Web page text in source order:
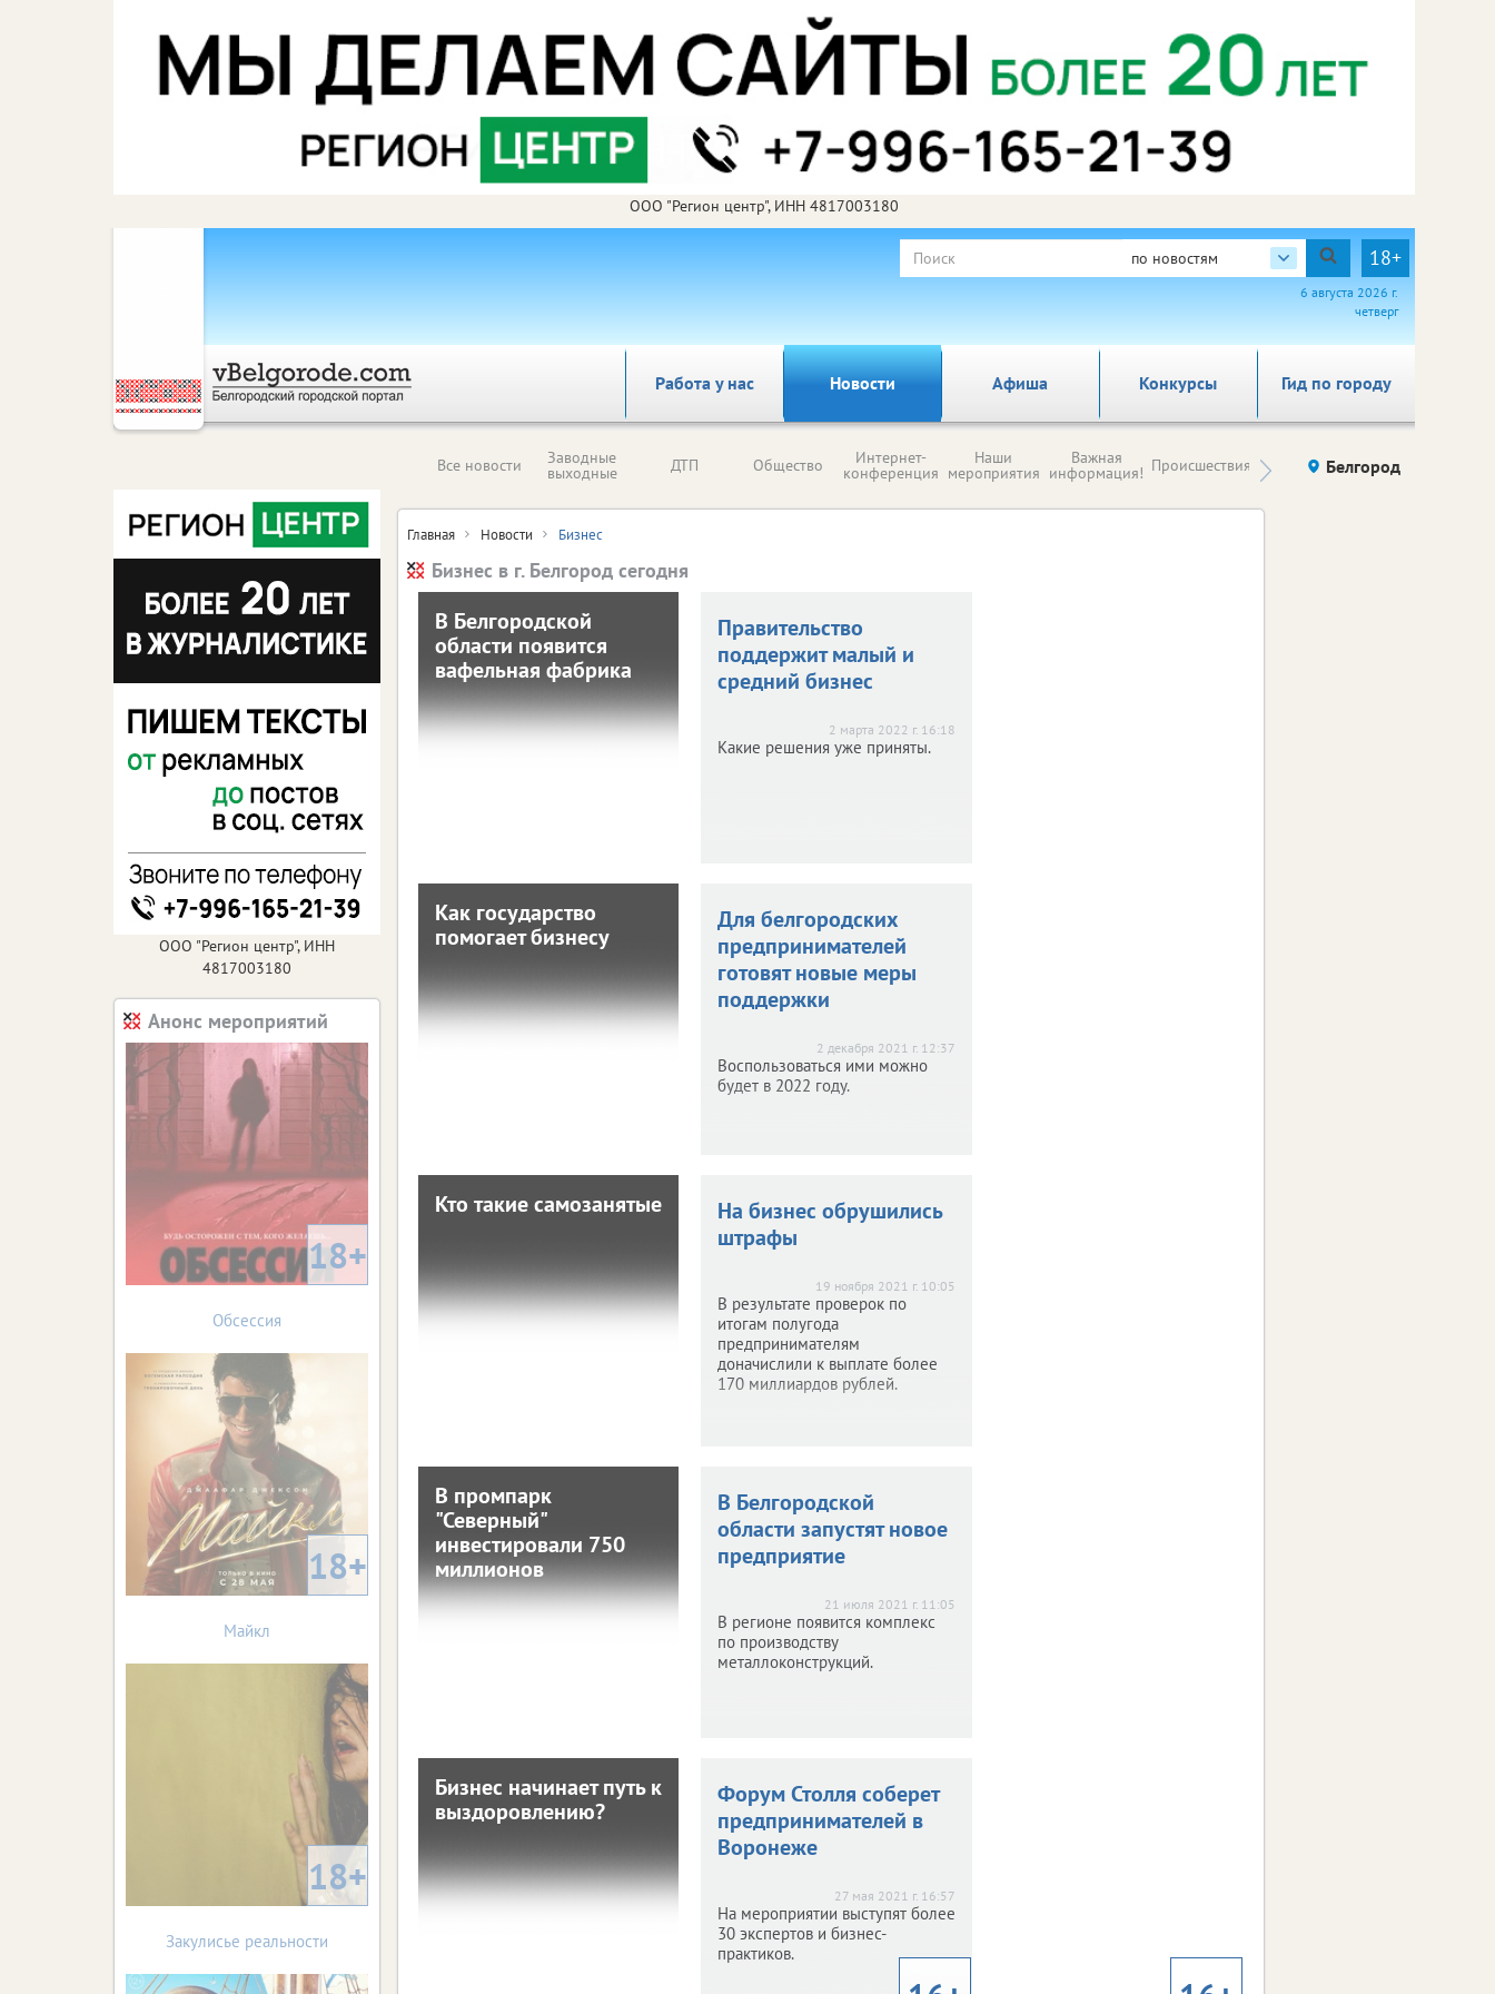
ООО "Регион центр", ИНН 4817003180
по новостям 18+
6 августа 2026 г.
четверг
Работа у нас Новости Афиша Гид по городу
Конкурсы
Все новости Заводные
выходные ДТП Общество Интернет-
конференция
Наши
мероприятия
Важная
информация! Происшествия Здоровье компаний (на
правах
Белгород
Главная Новости Бизнес
Бизнес в г. Белгород сегодня
В Белгородской
области появится
вафельная фабрика
В Белгородской
области появится
вафельная фабрика
11 апреля 2022 г. 9:05
Правительство
поддержит малый и
средний бизнес
2 марта 2022 г. 16:18
Какие решения уже приняты.
Как государство
помогает бизнесу
Как государство
помогает бизнесу
10 декабря 2021 г. 9:51
Помощь предпринимателям
Для белгородских
предпринимателей
готовят новые меры
поддержки
2 декабря 2021 г. 12:37
Воспользоваться ими можно
будет в 2022 году.
Кто такие самозанятые
Кто такие самозанятые
Выгодно ли быть самозанятым,
и какие у них бонусы?
На бизнес обрушились
штрафы
19 ноября 2021 г. 10:05
В результате проверок по
итогам полугода
предпринимателям
доначислили к выплате более
170 миллиардов рублей.
В промпарк
"Северный"
инвестировали 750
миллионов
В промпарк
инвестировали 750
миллионов
В Белгородской
области запустят новое
предприятие
21 июля 2021 г. 11:05
В регионе появится комплекс
по производству
металлоконструкций.
Бизнес начинает путь к
выздоровлению?
Бизнес начинает путь к
выздоровлению?
22 июня 2021 г. 14:21
Впервые с 2017 года в России
Форум Столля соберет
предпринимателей в
Воронеже
27 мая 2021 г. 16:57
На мероприятии выступят более
30 экспертов и бизнес-
практиков.
ООО "Регион центр", ИНН
4817003180
Анонс мероприятий
18+
Обсессия
18+
Майкл
18+
Закулисье реальности